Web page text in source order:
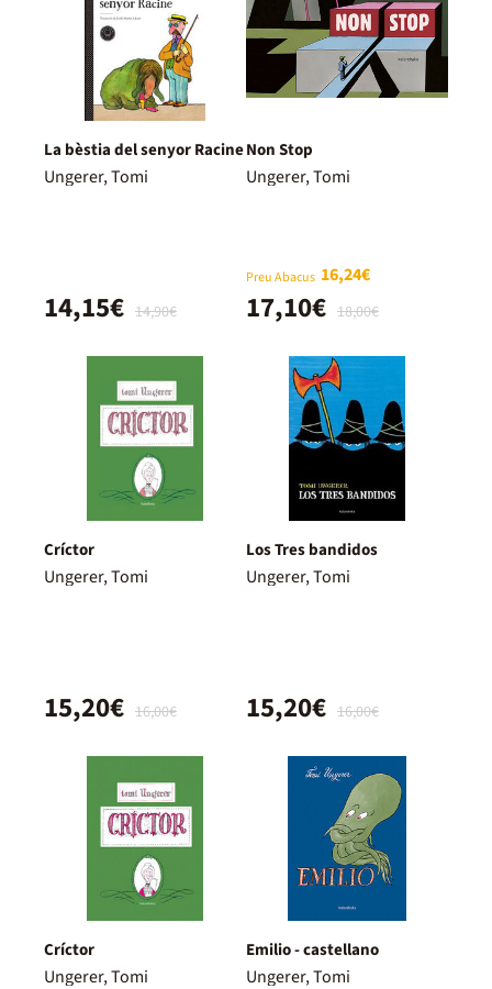
La bèstia del senyor Racine
Ungerer, Tomi
14,90€
14,15€
Non Stop
Ungerer, Tomi
Preu Abacus 16,24€
18,00€
17,10€
Críctor
Ungerer, Tomi
16,00€
15,20€
Los Tres bandidos
Ungerer, Tomi
16,00€
15,20€
Críctor
Ungerer, Tomi
Emilio - castellano
Ungerer, Tomi